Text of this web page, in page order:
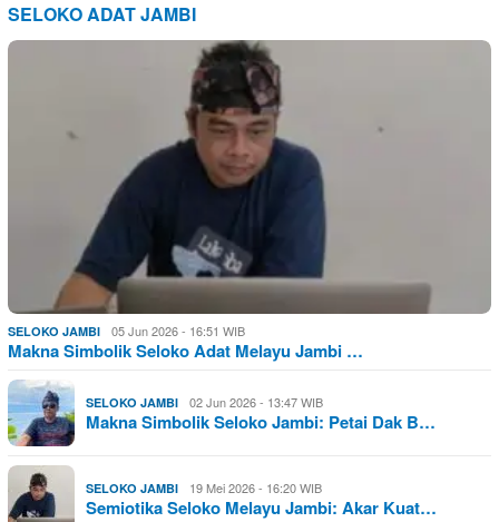
SELOKO ADAT JAMBI
SELOKO JAMBI 05 Jun 2026 - 16:51 WIB
Makna Simbolik Seloko Adat Melayu Jambi …
SELOKO JAMBI 02 Jun 2026 - 13:47 WIB
Makna Simbolik Seloko Jambi: Petai Dak B…
SELOKO JAMBI 19 Mei 2026 - 16:20 WIB
Semiotika Seloko Melayu Jambi: Akar Kuat…